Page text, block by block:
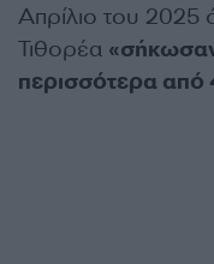
Απρίλιο του 2025
Τιθορέα
περισσότερα